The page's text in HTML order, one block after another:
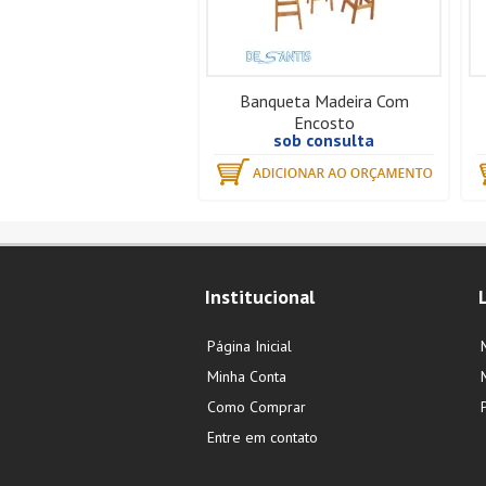
Banqueta Madeira Com
Encosto
sob consulta
Institucional
Página Inicial
Minha Conta
Como Comprar
Entre em contato